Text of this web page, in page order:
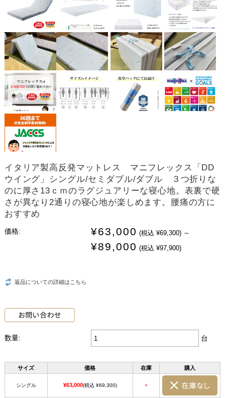
イタリア製高反発マットレス マニフレックス「DD
ウイング」シングル/セミダブル/ダブル ３つ折りな
のに厚さ13ｃｍのラグジュアリーな寝心地。表裏で硬
さが異なり2通りの寝心地が楽しめます。腰痛の方に
おすすめ
価格: ¥63,000 (税込 ¥69,300) ～
¥89,000 (税込 ¥97,900)
返品についての詳細はこちら
数量: 台
サイズ 価格 在庫 購入
シングル ¥63,000(税込 ¥69,300) ×